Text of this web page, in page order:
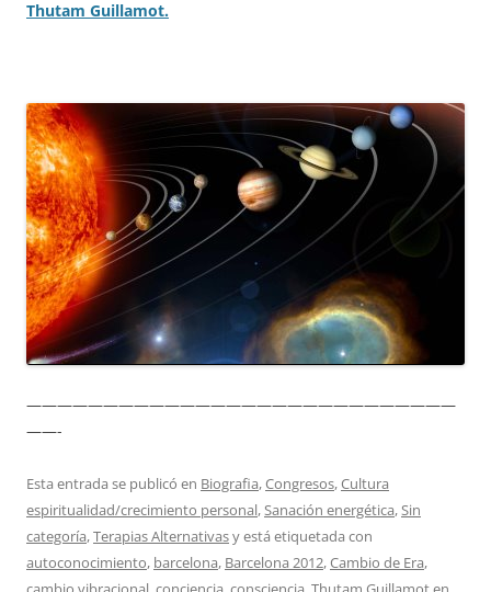
Thutam Guillamot.
————————————————————————————
——-
Esta entrada se publicó en Biografia,Congresos,Cultura
espiritualidad/crecimiento personal,Sanación energética,Sin
categoría,Terapias Alternativasy está etiquetada con
autoconocimiento, barcelona, Barcelona 2012,Cambio de Era,